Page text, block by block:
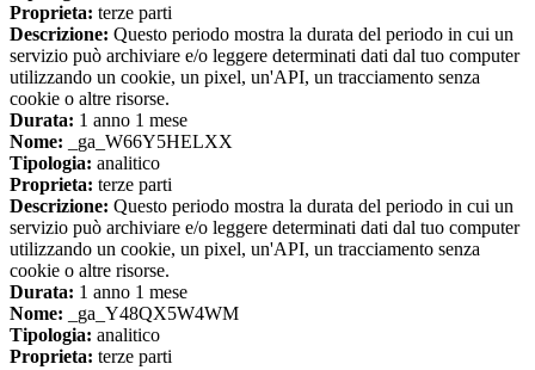
Proprieta: terze parti
Descrizione: Questo periodo mostra la durata del periodo in cui un
servizio può archiviare e/o leggere determinati dati dal tuo computer
utilizzando un cookie, un pixel, un'API, un tracciamento senza
cookie o altre risorse.
Durata: 1 anno 1 mese
Nome: _ga_W66Y5HELXX
Tipologia: analitico
Proprieta: terze parti
Descrizione: Questo periodo mostra la durata del periodo in cui un
servizio può archiviare e/o leggere determinati dati dal tuo computer
utilizzando un cookie, un pixel, un'API, un tracciamento senza
cookie o altre risorse.
Durata: 1 anno 1 mese
Nome: _ga_Y48QX5W4WM
Tipologia: analitico
Proprieta: terze parti